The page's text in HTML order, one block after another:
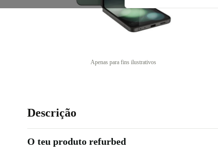
Apenas para fins ilustrativos
Descrição
O teu produto refurbed